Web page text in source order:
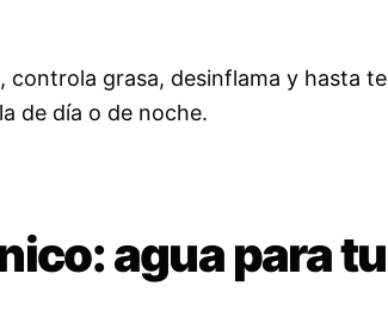
controla grasa, desinflama y hasta te
de día o de noche.
agua para tu